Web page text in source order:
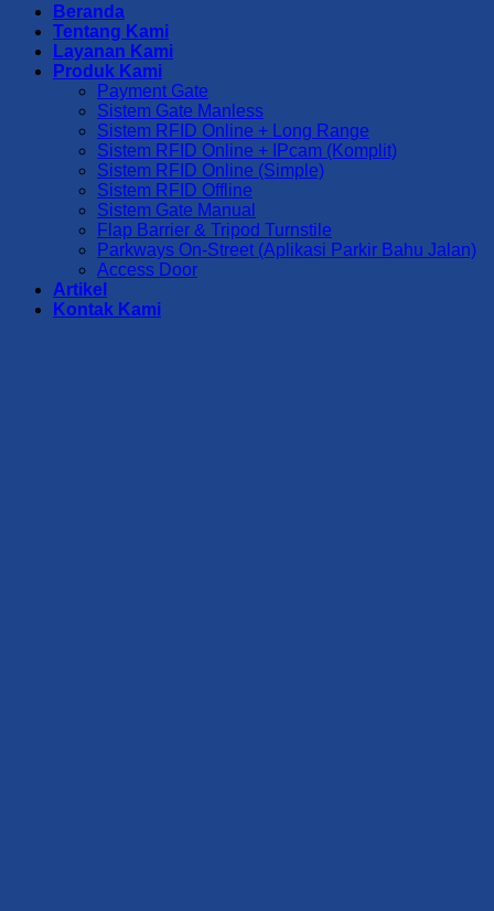
Beranda
Tentang Kami
Layanan Kami
Produk Kami
Payment Gate
Sistem Gate Manless
Sistem RFID Online + Long Range
Sistem RFID Online + IPcam (Komplit)
Sistem RFID Online (Simple)
Sistem RFID Offline
Sistem Gate Manual
Flap Barrier & Tripod Turnstile
Parkways On-Street (Aplikasi Parkir Bahu Jalan)
Access Door
Artikel
Kontak Kami